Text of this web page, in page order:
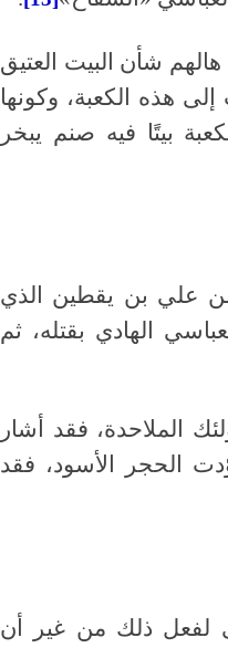
شأن البيت العتيق
هذه الكعبة، وكونها
بيتًا فيه صنم يبخر
من علي بن يقطين الذي
الهادي بقتله، ثم
الملاحدة، فقد أشار
سوّدت الحجر الأسود، فقد
لفعل ذلك من غير أن